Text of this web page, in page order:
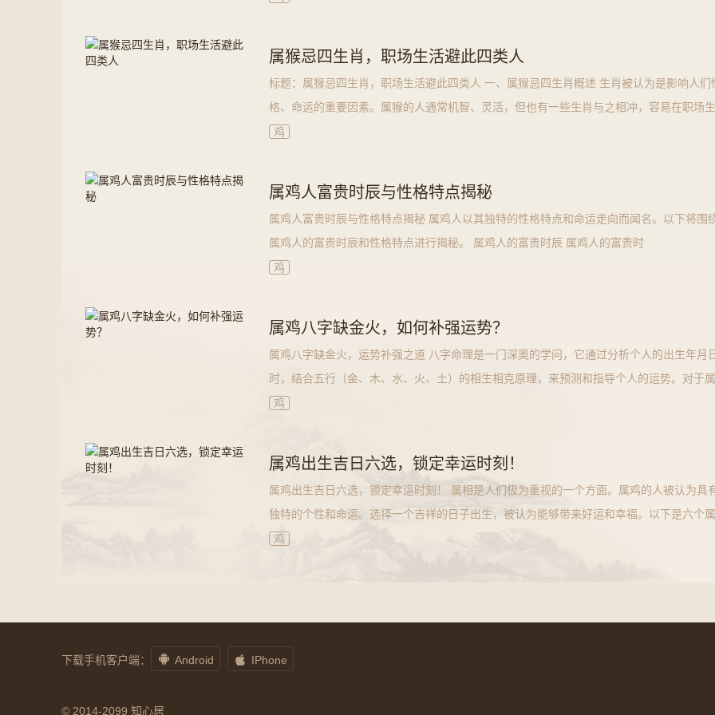
属猴忌四生肖，职场生活避此四类人
标题：属猴忌四生肖，职场生活避此四类人 一、属猴忌四生肖概述 生肖被认为是影响人们
格、命运的重要因素。属猴的人通常机智、灵活，但也有一些生肖与之相冲，容易在职场生
活中产生矛盾。以下
鸡
属鸡人富贵时辰与性格特点揭秘
属鸡人富贵时辰与性格特点揭秘 属鸡人以其独特的性格特点和命运走向而闻名。以下将围
属鸡人的富贵时辰和性格特点进行揭秘。 属鸡人的富贵时辰 属鸡人的富贵时
鸡
属鸡八字缺金火，如何补强运势？
属鸡八字缺金火，运势补强之道 八字命理是一门深奥的学问，它通过分析个人的出生年月
时，结合五行（金、木、水、火、土）的相生相克原理，来预测和指导个人的运势。对于属
鸡的人来说，如果八字
鸡
属鸡出生吉日六选，锁定幸运时刻！
属鸡出生吉日六选，锁定幸运时刻！ 属相是人们极为重视的一个方面。属鸡的人被认为具
独特的个性和命运。选择一个吉祥的日子出生，被认为能够带来好运和幸福。以下是六个属
鸡出生的吉日，帮助你
鸡
下载手机客户端：  Android  IPhone
© 2014-2099 知心居